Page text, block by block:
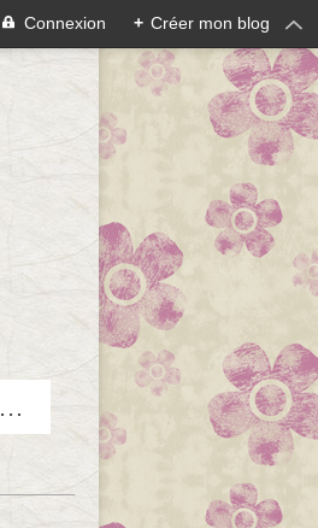
Connexion + Créer mon blog
Techniques douces pour accéder et contribuer au bien-être, à l'équilibre, à la paix de l'esprit...